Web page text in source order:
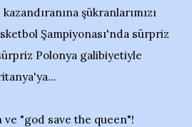
şükranlarımızı
Şampiyonası'nda sürpriz
Polonya galibiyetiyle
ve "god save the queen"!